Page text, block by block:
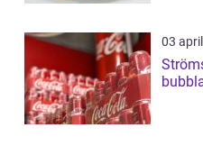
03
Strömstad